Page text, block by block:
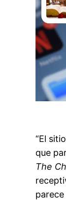
“El
que
The